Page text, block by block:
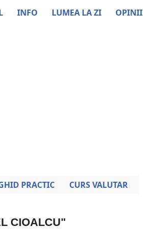
INFO LUMEA LA ZI OPINII
PRACTIC CURS VALUTAR
CIOALCU"